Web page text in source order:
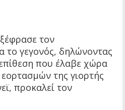
τον
το γεγονός, δηλώνοντας
που έλαβε χώρα
της γιορτής
προκαλεί τον